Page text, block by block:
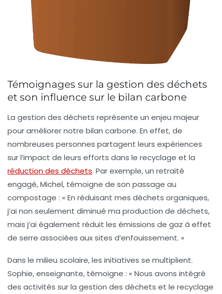
Témoignages sur la gestion des déchets
et son influence sur le bilan carbone
La gestion des déchets représente un enjeu majeur
pour améliorer notre bilan carbone. En effet, de
nombreuses personnes partagent leurs expériences
sur l’impact de leurs efforts dans le recyclage et la
réduction des déchets. Par exemple, un retraité
engagé, Michel, témoigne de son passage au
compostage : « En réduisant mes déchets organiques,
j’ai non seulement diminué ma production de déchets,
mais j’ai également réduit les émissions de gaz à effet
de serre associées aux sites d’enfouissement. »
Dans le milieu scolaire, les initiatives se multiplient.
Sophie, enseignante, témoigne : « Nous avons intégré
des activités sur la gestion des déchets et le recyclage